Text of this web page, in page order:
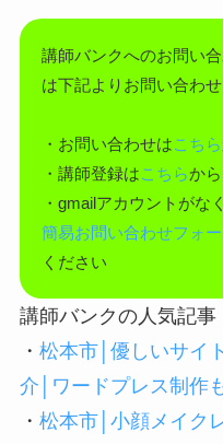
講師バンクへのお問い
は下記よりお問い合わ
・お問い合わせはこちら
・講師登録はこちらか
・gmailアカウントがな
簡易お問い合わせフォー
ください
講師バンクの人気記事
・ 松本市│優しいサイ
介│ワードプレス制作
・ 松本市│小顔メイク